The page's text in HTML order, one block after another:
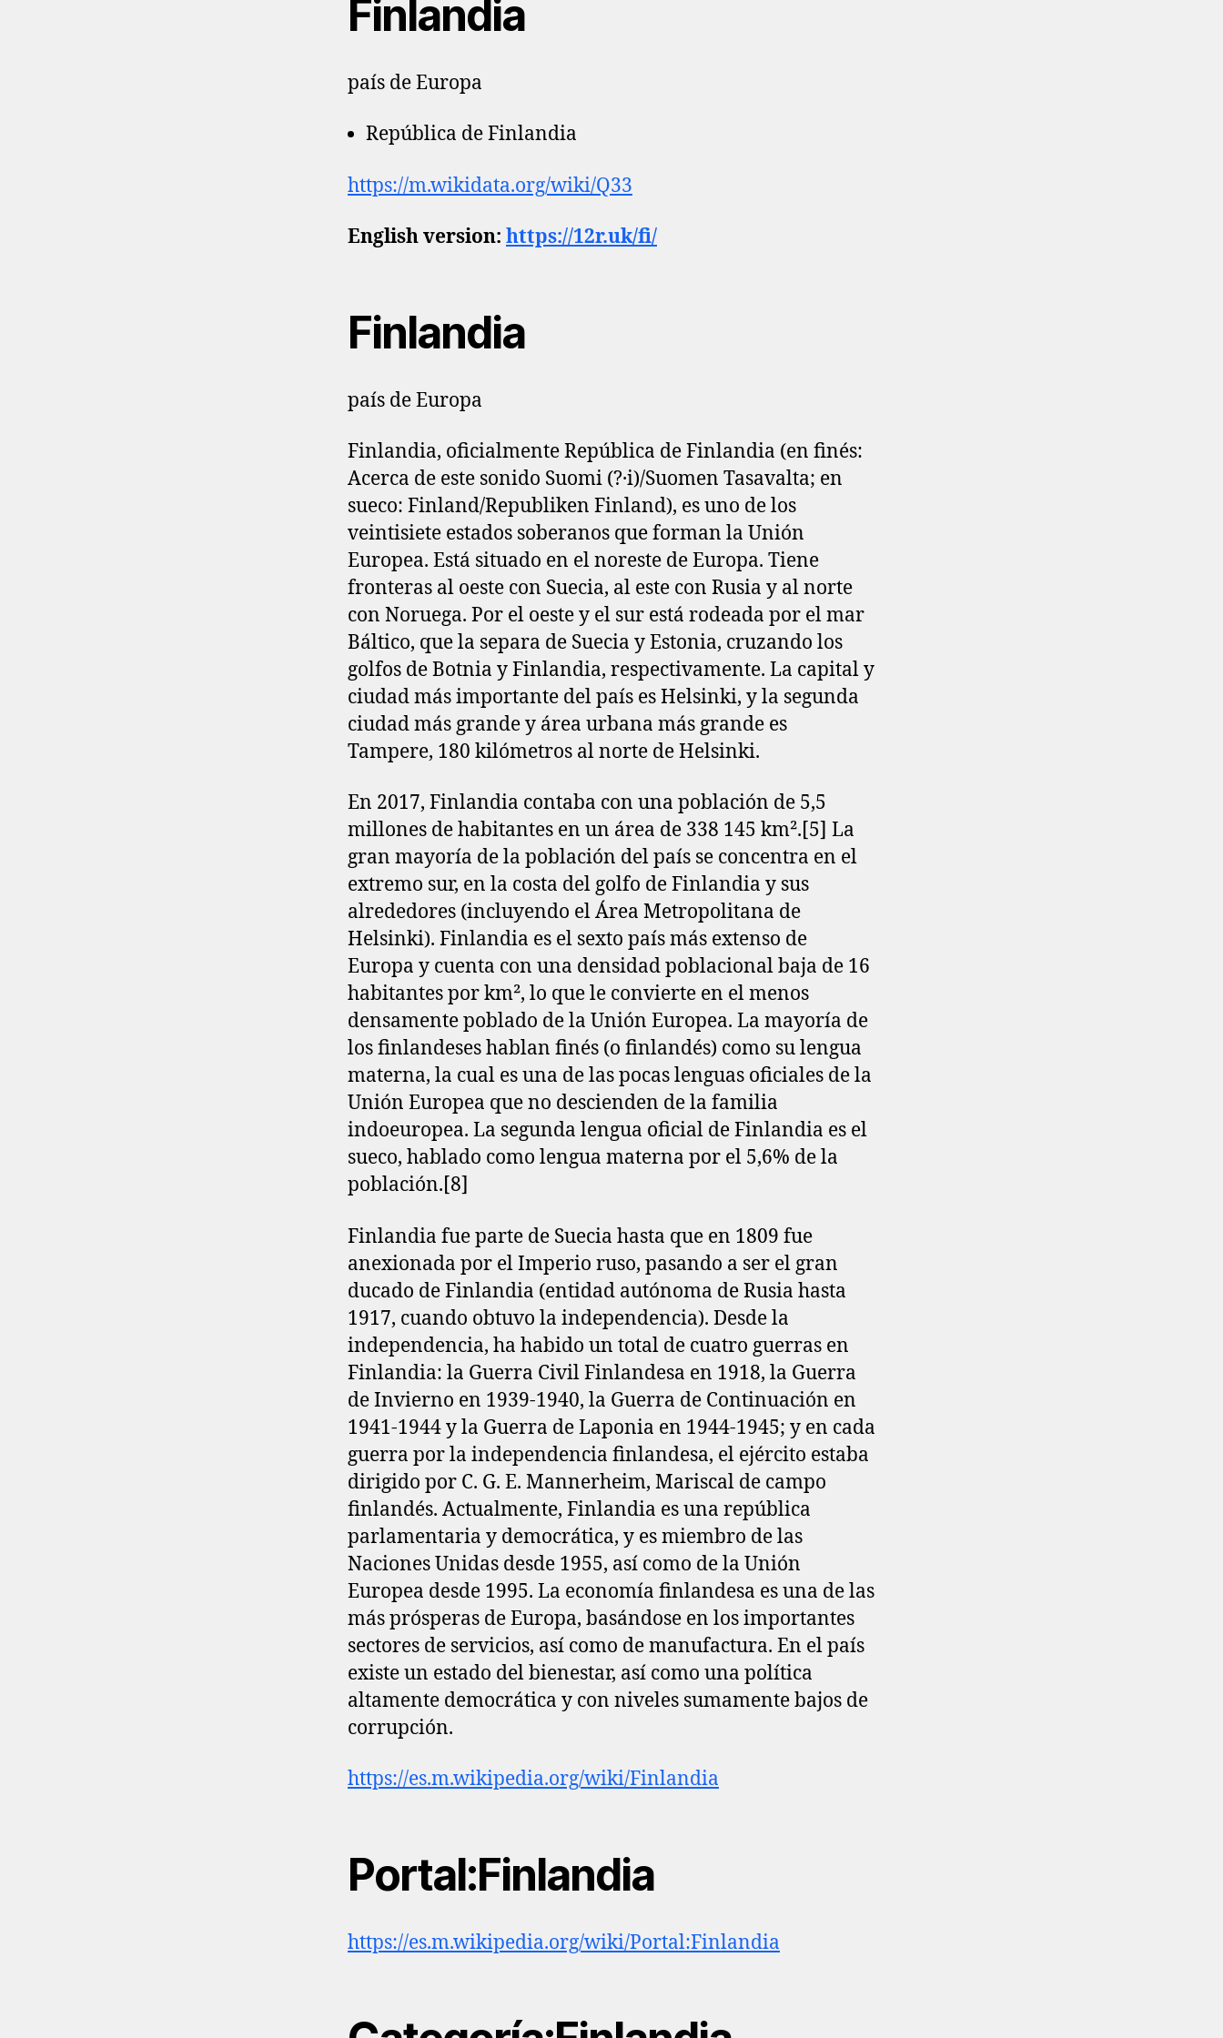
Finlandia
país de Europa
República de Finlandia
https://m.wikidata.org/wiki/Q33
English version: https://12r.uk/fi/
Finlandia
país de Europa
Finlandia, oficialmente República de Finlandia (en finés:
Acerca de este sonido Suomi (?·i)/Suomen Tasavalta; en
sueco: Finland/Republiken Finland), es uno de los
veintisiete estados soberanos que forman la Unión
Europea. Está situado en el noreste de Europa. Tiene
fronteras al oeste con Suecia, al este con Rusia y al norte
con Noruega. Por el oeste y el sur está rodeada por el mar
Báltico, que la separa de Suecia y Estonia, cruzando los
golfos de Botnia y Finlandia, respectivamente. La capital y
ciudad más importante del país es Helsinki, y la segunda
ciudad más grande y área urbana más grande es
Tampere, 180 kilómetros al norte de Helsinki.
En 2017, Finlandia contaba con una población de 5,5
millones de habitantes en un área de 338 145 km².[5]​ La
gran mayoría de la población del país se concentra en el
extremo sur, en la costa del golfo de Finlandia y sus
alrededores (incluyendo el Área Metropolitana de
Helsinki). Finlandia es el sexto país más extenso de
Europa y cuenta con una densidad poblacional baja de 16
habitantes por km², lo que le convierte en el menos
densamente poblado de la Unión Europea. La mayoría de
los finlandeses hablan finés (o finlandés) como su lengua
materna, la cual es una de las pocas lenguas oficiales de la
Unión Europea que no descienden de la familia
indoeuropea. La segunda lengua oficial de Finlandia es el
sueco, hablado como lengua materna por el 5,6% de la
población.[8]​
Finlandia fue parte de Suecia hasta que en 1809 fue
anexionada por el Imperio ruso, pasando a ser el gran
ducado de Finlandia (entidad autónoma de Rusia hasta
1917, cuando obtuvo la independencia). Desde la
independencia, ha habido un total de cuatro guerras en
Finlandia: la Guerra Civil Finlandesa en 1918, la Guerra
de Invierno en 1939-1940, la Guerra de Continuación en
1941-1944 y la Guerra de Laponia en 1944-1945; y en cada
guerra por la independencia finlandesa, el ejército estaba
dirigido por C. G. E. Mannerheim, Mariscal de campo
finlandés. Actualmente, Finlandia es una república
parlamentaria y democrática, y es miembro de las
Naciones Unidas desde 1955, así como de la Unión
Europea desde 1995. La economía finlandesa es una de las
más prósperas de Europa, basándose en los importantes
sectores de servicios, así como de manufactura. En el país
existe un estado del bienestar, así como una política
altamente democrática y con niveles sumamente bajos de
corrupción.
https://es.m.wikipedia.org/wiki/Finlandia
Portal:Finlandia
https://es.m.wikipedia.org/wiki/Portal:Finlandia